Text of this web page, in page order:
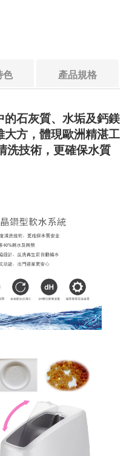
色 產品規格
的石灰質、水垢及鈣鎂
大方，體現歐洲精湛工
洗技術，更確保水質